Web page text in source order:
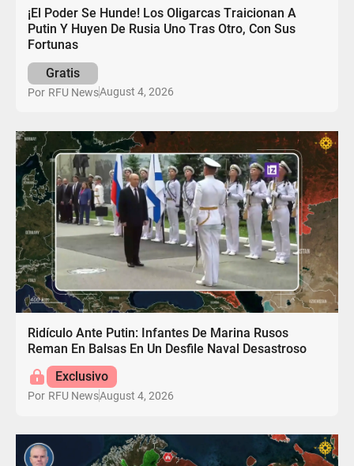
¡El Poder Se Hunde! Los Oligarcas Traicionan A
Putin Y Huyen De Rusia Uno Tras Otro, Con Sus
Fortunas
Gratis
Por RFU NewsAugust 4, 2026
Ridículo Ante Putin: Infantes De Marina Rusos
Reman En Balsas En Un Desfile Naval Desastroso
Exclusivo
Por RFU NewsAugust 4, 2026